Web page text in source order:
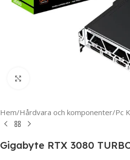
Hem/Hårdvara och komponenter/Pc
Gigabyte RTX 3080